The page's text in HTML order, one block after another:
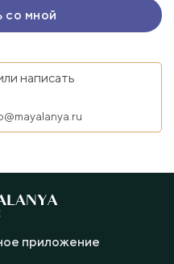
написать
приложение